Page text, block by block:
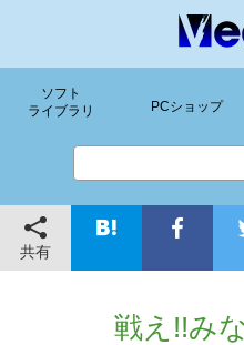
ソフト
ライブラリ
PCショップ
共有
戦え!!み